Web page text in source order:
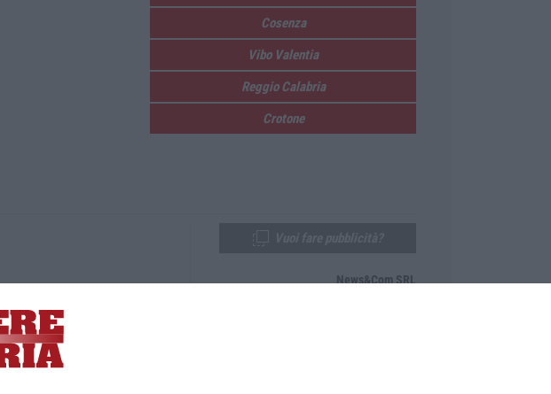
Cosenza
Vibo Valentia
Reggio Calabria
Crotone
News&Com SRL